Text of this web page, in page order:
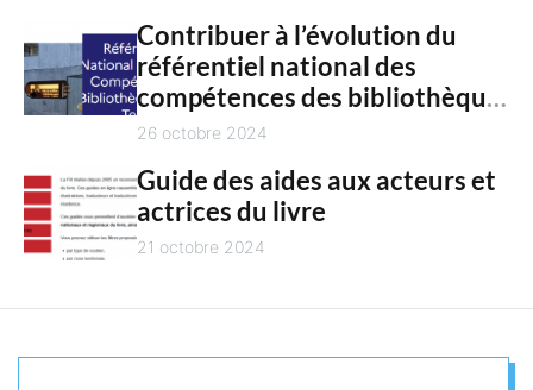
Contribuer à l’évolution du
référentiel national des
compétences des bibliothèques
territoriales
26 octobre 2024
Guide des aides aux acteurs et
actrices du livre
21 octobre 2024